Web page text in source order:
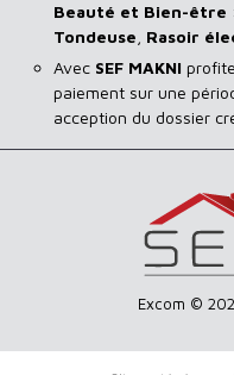
Beauté et Bien-être
Tondeuse Rasoir
Avec SEF MAKNI
paiement sur une
acception du dossier
Excom ©